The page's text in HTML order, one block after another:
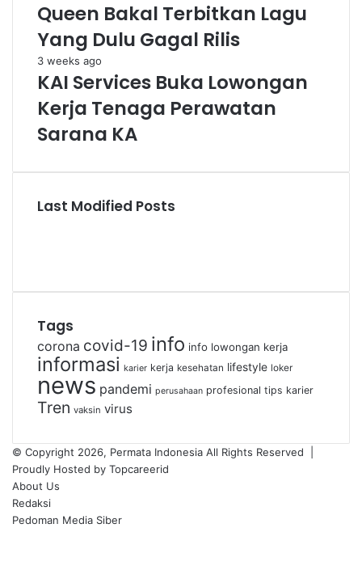
Queen Bakal Terbitkan Lagu
Yang Dulu Gagal Rilis
3 weeks ago
KAI Services Buka Lowongan
Kerja Tenaga Perawatan
Sarana KA
Last Modified Posts
Tags
corona covid-19 info info lowongan kerja
informasi karier kerja kesehatan lifestyle loker
news pandemi perusahaan profesional tips karier
Tren vaksin virus
© Copyright 2026, Permata Indonesia All Rights Reserved |
Proudly Hosted by Topcareerid
About Us
Redaksi
Pedoman Media Siber